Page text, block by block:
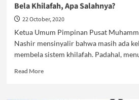
Bela Khilafah, Apa Salahnya?
22 October, 2020
Ketua Umum Pimpinan Pusat
Nashir mensinyalir bahwa masih ada
membela sistem khilafah. Padahal,
Read MoreRead